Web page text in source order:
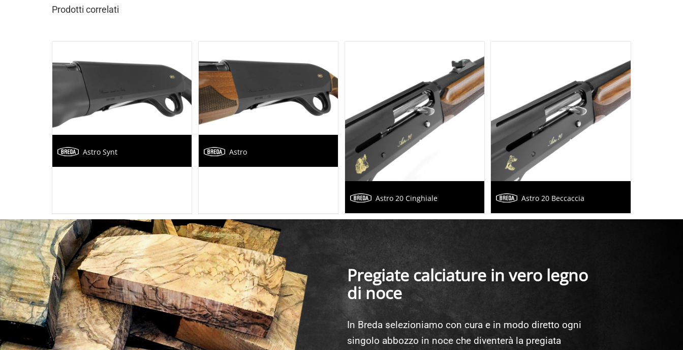
Prodotti correlati
Astro Synt Astro
Astro 20 Cinghiale Astro 20 Beccaccia
Pregiate calciature in vero legno
di noce
In Breda selezioniamo con cura e in modo diretto ogni
singolo abbozzo in noce che diventerà la pregiata